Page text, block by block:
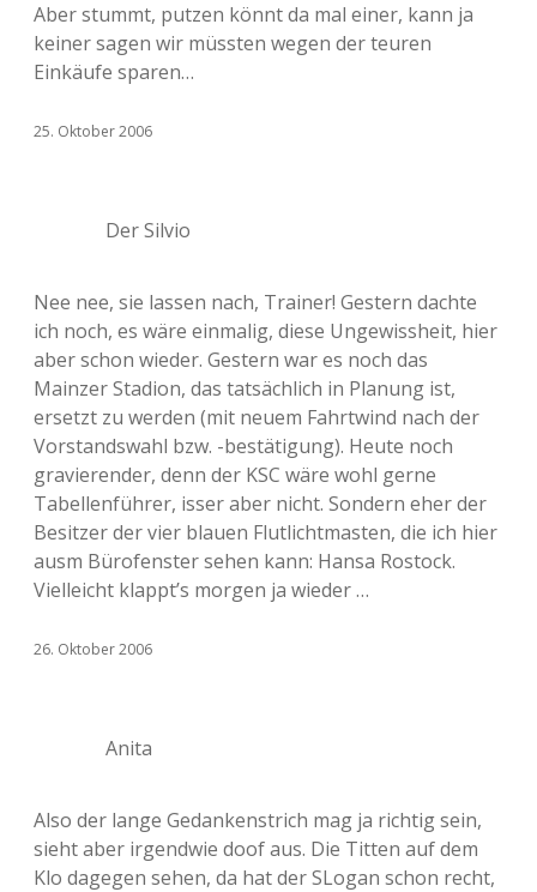
Aber stummt, putzen könnt da mal einer, kann ja
keiner sagen wir müssten wegen der teuren
Einkäufe sparen…
25. Oktober 2006
Der Silvio
Nee nee, sie lassen nach, Trainer! Gestern dachte
ich noch, es wäre einmalig, diese Ungewissheit, hier
aber schon wieder. Gestern war es noch das
Mainzer Stadion, das tatsächlich in Planung ist,
ersetzt zu werden (mit neuem Fahrtwind nach der
Vorstandswahl bzw. -bestätigung). Heute noch
gravierender, denn der KSC wäre wohl gerne
Tabellenführer, isser aber nicht. Sondern eher der
Besitzer der vier blauen Flutlichtmasten, die ich hier
ausm Bürofenster sehen kann: Hansa Rostock.
Vielleicht klappt’s morgen ja wieder …
26. Oktober 2006
Anita
Also der lange Gedankenstrich mag ja richtig sein,
sieht aber irgendwie doof aus. Die Titten auf dem
Klo dagegen sehen, da hat der SLogan schon recht,